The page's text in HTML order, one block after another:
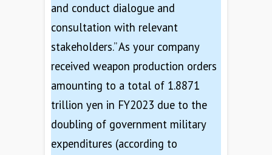
and conduct dialogue and
consultation with relevant
stakeholders.” As your company
received weapon production orders
amounting to a total of 1.8871
trillion yen in FY2023 due to the
doubling of government military
expenditures (according to